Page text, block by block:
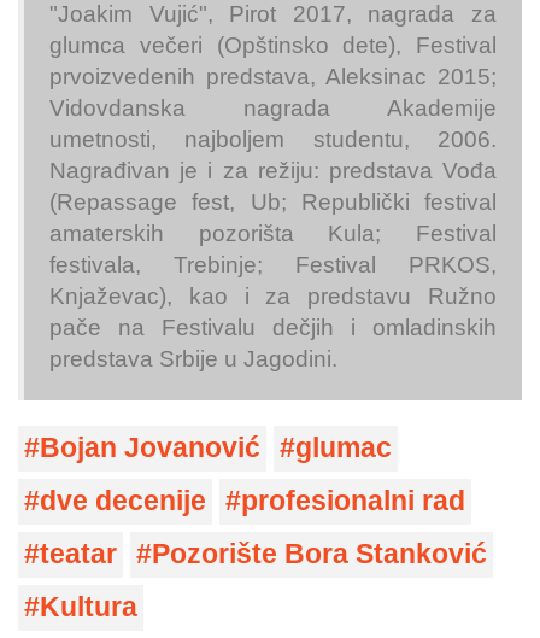
"Joakim Vujić", Pirot 2017, nagrada za
glumca večeri (Opštinsko dete), Festival
prvoizvedenih predstava, Aleksinac 2015;
Vidovdanska nagrada Akademije
umetnosti, najboljem studentu, 2006.
Nagrađivan je i za režiju: predstava Vođa
(Repassage fest, Ub; Republički festival
amaterskih pozorišta Kula; Festival
festivala, Trebinje; Festival PRKOS,
Knjaževac), kao i za predstavu Ružno
pače na Festivalu dečjih i omladinskih
predstava Srbije u Jagodini.
Bojan Jovanović
glumac
dve decenije
profesionalni rad
teatar
Pozorište Bora Stanković
Kultura